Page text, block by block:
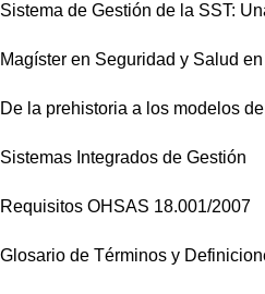
Sistema de Gestión de la SST:
Magíster en Seguridad y Salud
De la prehistoria a los modelos
Sistemas Integrados de Gestión
Requisitos OHSAS 18.001/2007
Glosario de Términos y